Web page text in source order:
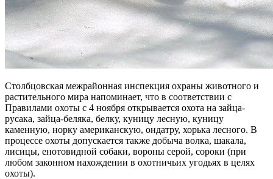
Столбцовская межрайонная инспекция охраны животного и
растительного мира напоминает, что в соответствии с
Правилами охоты с 4 ноября открывается охота на зайца-
русака, зайца-беляка, белку, куницу лесную, куницу
каменную, норку американскую, ондатру, хорька лесного. В
процессе охоты допускается также добыча волка, шакала,
лисицы, енотовидной собаки, вороны серой, сороки (при
любом законном нахождении в охотничьих угодьях в целях
охоты).